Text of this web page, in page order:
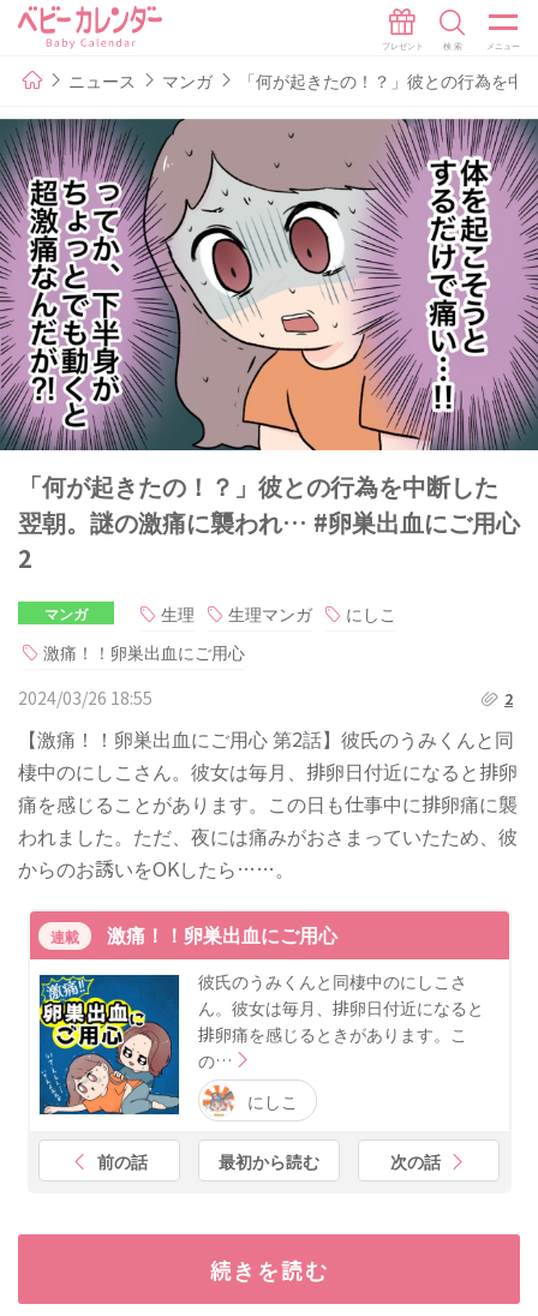
ニュース マンガ 「何が起きたの！？」彼との行為を
「何が起きたの！？」彼との行為を中断した
翌朝。謎の激痛に襲われ… #卵巣出血にご用心
2
マンガ 生理 生理マンガ
にしこ
激痛！！卵巣出血にご用心
2024/03/26 18:55
2
【激痛！！卵巣出血にご用心 第2話】彼氏のうみくんと同
棲中のにしこさん。彼女は毎月、排卵日付近になると排卵
痛を感じることがあります。この日も仕事中に排卵痛に襲
われました。ただ、夜には痛みがおさまっていたため、彼
からのお誘いをOKしたら……。
連載 激痛！！卵巣出血にご用心
彼氏のうみくんと同棲中のにしこさ
ん。彼女は毎月、排卵日付近になると
排卵痛を感じるときがあります。こ
の…
にしこ
前の話 最初から読む 次の話
続きを読む